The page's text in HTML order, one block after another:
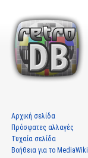
Αρχική σελίδα
Πρόσφατες αλλαγές
Τυχαία σελίδα
Βοήθεια για το MediaWiki